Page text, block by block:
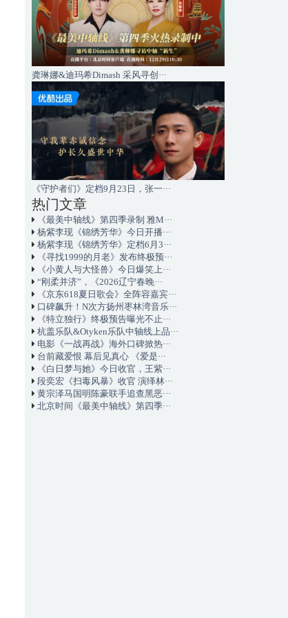
龚琳娜&迪玛希Dimash 采风寻创···
《守护者们》定档9月23日，张一···
热门文章
《最美中轴线》第四季录制 雅M···
杨紫李现《锦绣芳华》今日开播···
杨紫李现《锦绣芳华》定档6月3···
《寻找1999的月老》发布终极预···
《小黄人与大怪兽》今日爆笑上···
“刚柔并济”，《2026辽宁春晚···
《京东618夏日歌会》全阵容嘉宾···
口碑飙升！N次方扬州枣林湾音乐···
《特立独行》终极预告曝光不止···
杭盖乐队&Otyken乐队中轴线上品···
电影《一战再战》海外口碑掀热···
台前藏爱恨 幕后见真心 《爱是···
《白日梦与她》今日收官，王紫···
段奕宏《扫毒风暴》收官 演绎林···
黄宗泽马国明陈豪联手追查黑恶···
北京时间《最美中轴线》第四季···